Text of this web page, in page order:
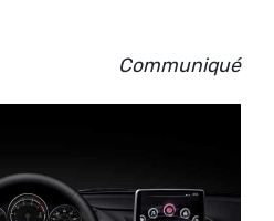
Communiqué